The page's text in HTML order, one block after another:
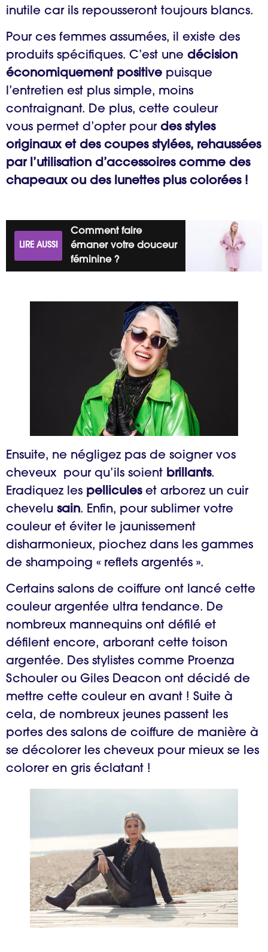
inutile car ils repousseront toujours blancs.
Pour ces femmes assumées, il existe des
produits spécifiques. C’est une décision
économiquement positive puisque
l’entretien est plus simple, moins
contraignant. De plus, cette couleur
vous permet d’opter pour des styles
originaux et des coupes stylées, rehaussées
par l’utilisation d’accessoires comme des
chapeaux ou des lunettes plus colorées !
LIRE AUSSI
Comment faire
émaner votre douceur
féminine ?
Ensuite, ne négligez pas de soigner vos
cheveux pour qu’ils soient brillants.
Eradiquez les pelliculeset arborez un cuir
chevelu sain. Enfin, pour sublimer votre
couleur et éviter le jaunissement
disharmonieux, piochez dans les gammes
de shampoing « reflets argentés ».
Certains salons de coiffure ont lancé cette
couleur argentée ultra tendance. De
nombreux mannequins ont défilé et
défilent encore, arborant cette toison
argentée. Des stylistes comme Proenza
Schouler ou Giles Deacon ont décidé de
mettre cette couleur en avant ! Suite à
cela, de nombreux jeunes passent les
portes des salons de coiffure de manière à
se décolorer les cheveux pour mieux se les
colorer en gris éclatant !